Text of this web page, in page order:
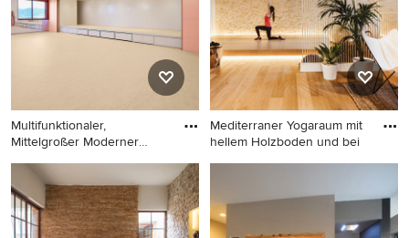
Multifunktionaler,
Mittelgroßer Moderner
Multifunktionaler,
Mittelgroßer Moderner
Fitnessraum mit beigem
Boden in Osaka
Mediterraner Yogaraum mit
hellem Holzboden und bei
Mediterraner Yogaraum mit
beigem Boden in Barcelona